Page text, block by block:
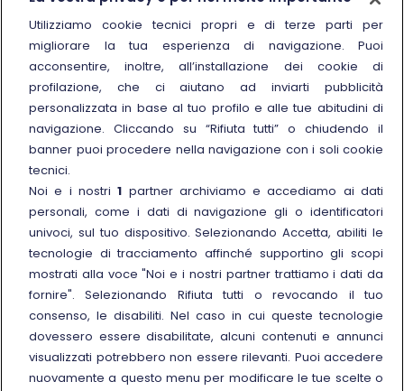
Chi siamo
Sostenibilità
Trenitalia for Business
Manuale di Conservazione
Link esterno
Carriere
Link esterno
La Freccia Mag
Link esterno
Noleggia un treno charter
Viaggi di gruppo
Seguici sui social
Utilizziamo cookie tecnici propri e di terze parti per
migliorare la tua esperienza di navigazione. Puoi
acconsentire, inoltre, all’installazione dei cookie di
profilazione, che ci aiutano ad inviarti pubblicità
personalizzata in base al tuo profilo e alle tue abitudini di
navigazione. Cliccando su “Rifiuta tutti” o chiudendo il
banner puoi procedere nella navigazione con i soli cookie
tecnici.
Noi e i nostri1 partner archiviamo e accediamo ai dati
personali, come i dati di navigazione gli o identificatori
univoci, sul tuo dispositivo. Selezionando Accetta, abiliti le
tecnologie di tracciamento affinché supportino gli scopi
mostrati alla voce "Noi e i nostri partner trattiamo i dati da
fornire". Selezionando Rifiuta tutti o revocando il tuo
consenso, le disabiliti. Nel caso in cui queste tecnologie
dovessero essere disabilitate, alcuni contenuti e annunci
visualizzati potrebbero non essere rilevanti. Puoi accedere
nuovamente a questo menu per modificare le tue scelte o